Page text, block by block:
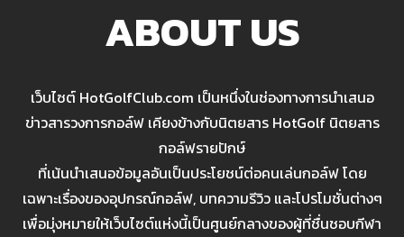
ABOUT US
เว็บไซต์ HotGolfClub.com เป็นหนึ่งในช่องทางการนำเสนอ
ข่าวสารวงการกอล์ฟ เคียงข้างกับนิตยสาร HotGolf นิตยสาร
กอล์ฟรายปักษ์
ที่เน้นนำเสนอข้อมูลอันเป็นประโยชน์ต่อคนเล่นกอล์ฟ โดย
เฉพาะเรื่องของอุปกรณ์กอล์ฟ, บทความรีวิว และโปรโมชั่นต่างๆ
เพื่อมุ่งหมายให้เว็บไซต์แห่งนี้เป็นศูนย์กลางของผู้ที่ชื่นชอบกีฬา